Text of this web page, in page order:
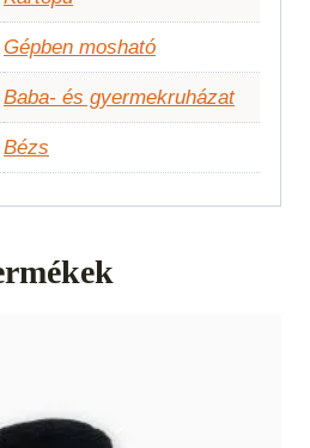
Gépben mosható
Baba- és gyermekruházat
Bézs